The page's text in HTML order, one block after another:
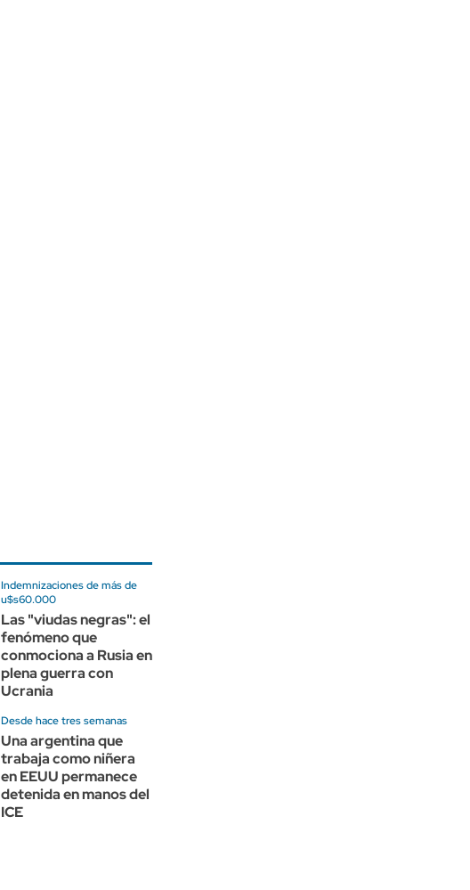
Indemnizaciones de más de
u$s60.000
Las "viudas negras": el
fenómeno que
conmociona a Rusia en
plena guerra con
Ucrania
Desde hace tres semanas
Una argentina que
trabaja como niñera
en EEUU permanece
detenida en manos del
ICE